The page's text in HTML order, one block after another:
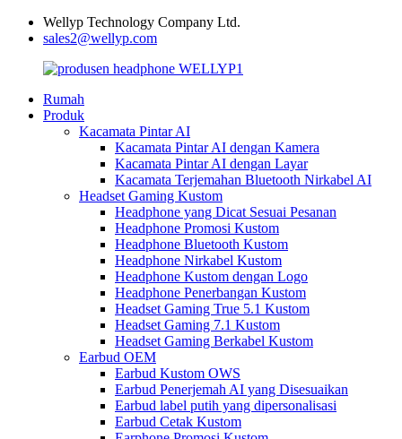
Wellyp Technology Company Ltd.
sales2@wellyp.com
Rumah
Produk
Kacamata Pintar AI
Kacamata Pintar AI dengan Kamera
Kacamata Pintar AI dengan Layar
Kacamata Terjemahan Bluetooth Nirkabel AI
Headset Gaming Kustom
Headphone yang Dicat Sesuai Pesanan
Headphone Promosi Kustom
Headphone Bluetooth Kustom
Headphone Nirkabel Kustom
Headphone Kustom dengan Logo
Headphone Penerbangan Kustom
Headset Gaming True 5.1 Kustom
Headset Gaming 7.1 Kustom
Headset Gaming Berkabel Kustom
Earbud OEM
Earbud Kustom OWS
Earbud Penerjemah AI yang Disesuaikan
Earbud label putih yang dipersonalisasi
Earbud Cetak Kustom